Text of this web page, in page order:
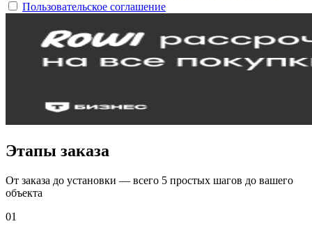
Пользовательское соглашение
Этапы заказа
От заказа до установки — всего 5 простых шагов до вашего
объекта
01